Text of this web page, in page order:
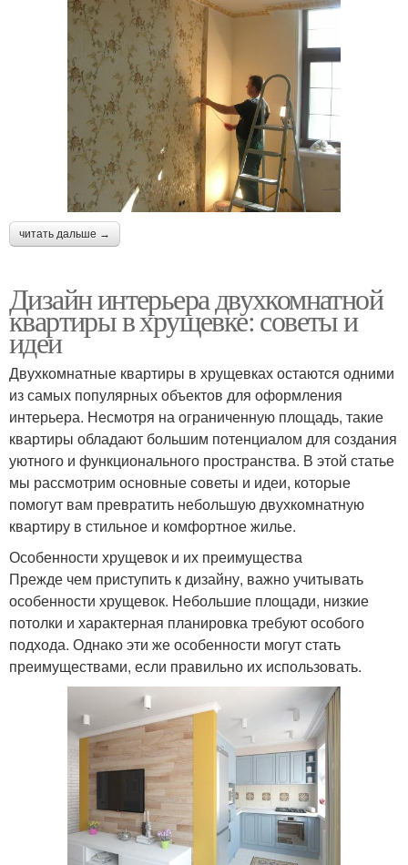
читать дальше →
Дизайн интерьера двухкомнатной
квартиры в хрущевке: советы и
идеи
Двухкомнатные квартиры в хрущевках остаются одними
из самых популярных объектов для оформления
интерьера. Несмотря на ограниченную площадь, такие
квартиры обладают большим потенциалом для создания
уютного и функционального пространства. В этой статье
мы рассмотрим основные советы и идеи, которые
помогут вам превратить небольшую двухкомнатную
квартиру в стильное и комфортное жилье.
Особенности хрущевок и их преимущества
Прежде чем приступить к дизайну, важно учитывать
особенности хрущевок. Небольшие площади, низкие
потолки и характерная планировка требуют особого
подхода. Однако эти же особенности могут стать
преимуществами, если правильно их использовать.